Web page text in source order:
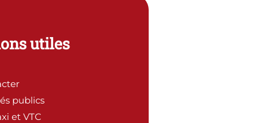
utiles
publics
et VTC